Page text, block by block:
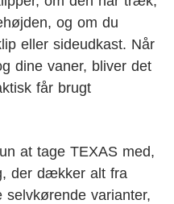
og om du
eller sideudkast. Når
dine vaner, bliver det
får brugt
at tage TEXAS med,
der dækker alt fra
selvkørende varianter,